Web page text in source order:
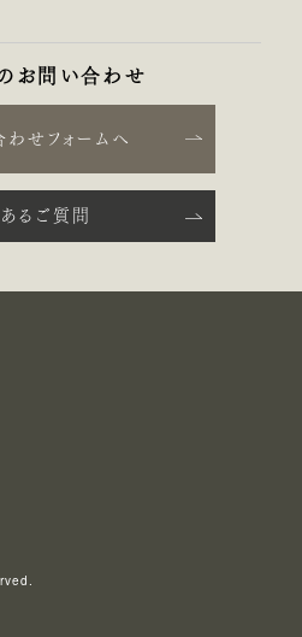
お問い合わせ
わせフォームへ
あるご質問